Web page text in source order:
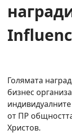
Голямата
бизнес
от ПР
Христов.